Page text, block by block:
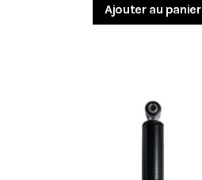
Ajouter au panier